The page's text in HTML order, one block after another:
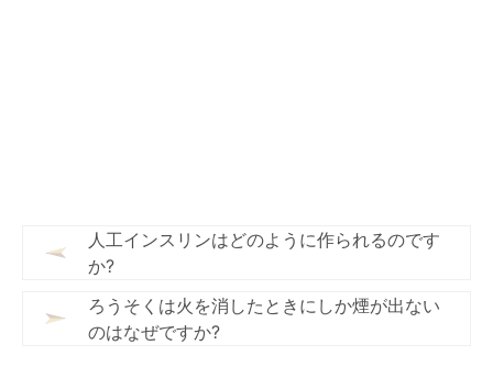
人工インスリンはどのように作られるのです
か?
ろうそくは火を消したときにしか煙が出ない
のはなぜですか?